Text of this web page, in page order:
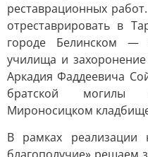
реставрационных
отреставрировать в
городе Белинском —
училища и
Аркадия Фаддеевича
братской могилы
Мироносицком
В рамках реализации